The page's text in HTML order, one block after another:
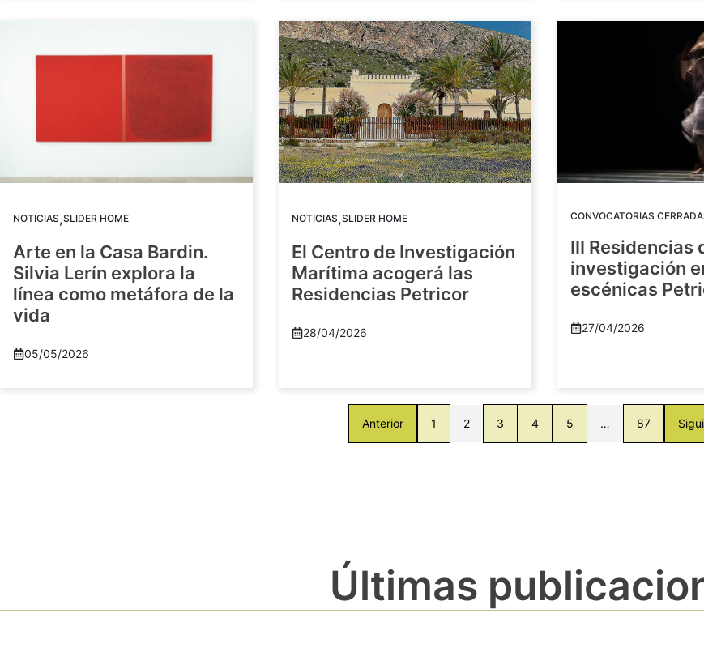
NOTICIAS,SLIDER HOME
Arte en la Casa Bardin.
Silvia Lerín explora la
línea como metáfora de la
vida
05/05/2026
NOTICIAS,SLIDER HOME
El Centro de Investigación
Marítima acogerá las
Residencias Petricor
28/04/2026
CONVOCATORIAS
III Residencias
investigación
escénicas
27/04/2026
Anterior 1 2 3 4 5 … 87
Últimas